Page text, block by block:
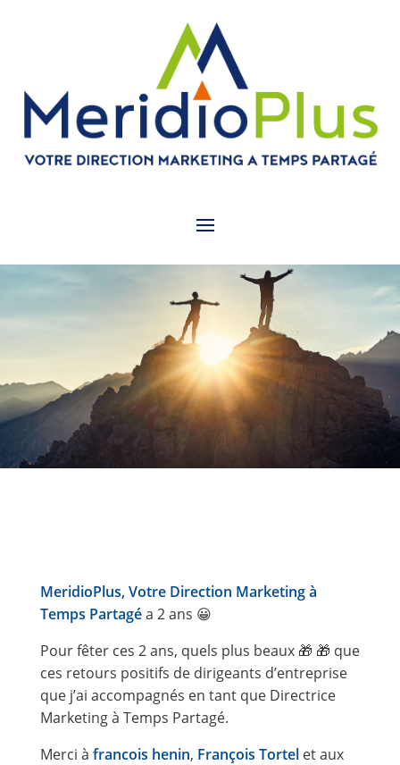
MeridioPlus, Votre Direction Marketing à
Temps Partagéa 2 ans 😀
Pour fêter ces 2 ans, quels plus beaux 🎁 🎁 que
ces retours positifs de dirigeants d’entreprise
que j’ai accompagnés en tant que Directrice
Marketing à Temps Partagé.
Merci à francois henin, François Tortelet aux